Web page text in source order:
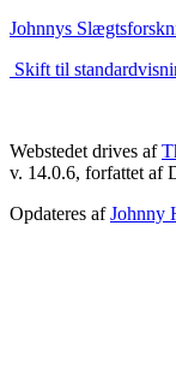
Johnnys
Skift til
Webstedet drives af
v. 14.0.6, forfattet af
Opdateres afJohnny